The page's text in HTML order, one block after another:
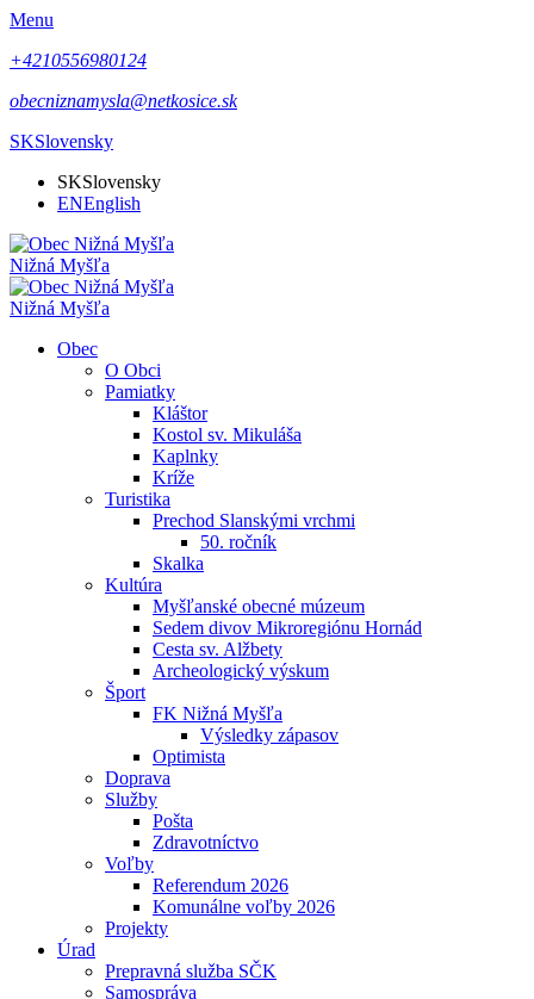
Menu
+4210556980124
obecniznamysla@netkosice.sk
SKSlovensky
SKSlovensky
ENEnglish
Nižná Myšľa
Nižná Myšľa
Obec
O Obci
Pamiatky
Kláštor
Kostol sv. Mikuláša
Kaplnky
Kríže
Turistika
Prechod Slanskými vrchmi
50. ročník
Skalka
Kultúra
Myšľanské obecné múzeum
Sedem divov Mikroregiónu Hornád
Cesta sv. Alžbety
Archeologický výskum
Šport
FK Nižná Myšľa
Výsledky zápasov
Optimista
Doprava
Služby
Pošta
Zdravotníctvo
Voľby
Referendum 2026
Komunálne voľby 2026
Projekty
Úrad
Prepravná služba SČK
Samospráva